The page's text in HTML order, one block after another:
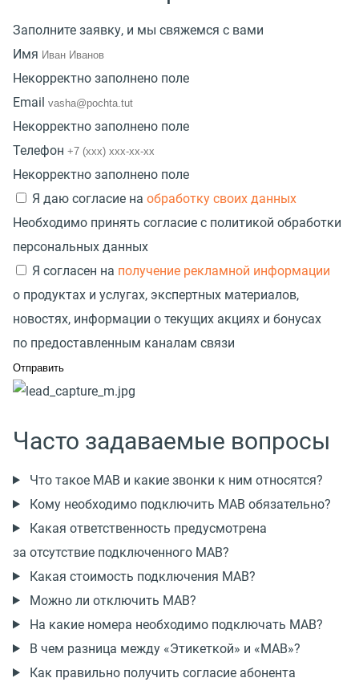
Заполните заявку, и мы свяжемся с вами
Имя
Некорректно заполнено поле
Email
Некорректно заполнено поле
Телефон
Некорректно заполнено поле
Я даю согласие на обработку своих данных
Необходимо принять согласие с политикой обработки
персональных данных
Я согласен на получение рекламной информации
о продуктах и услугах, экспертных материалов,
новостях, информации о текущих акциях и бонусах
по предоставленным каналам связи
Часто задаваемые вопросы
Что такое МАВ и какие звонки к ним относятся?
Кому необходимо подключить МАВ обязательно?
Какая ответственность предусмотрена
за отсутствие подключенного МАВ?
Какая стоимость подключения МАВ?
Можно ли отключить МАВ?
На какие номера необходимо подключать МАВ?
В чем разница между «Этикеткой» и «МАВ»?
Как правильно получить согласие абонента